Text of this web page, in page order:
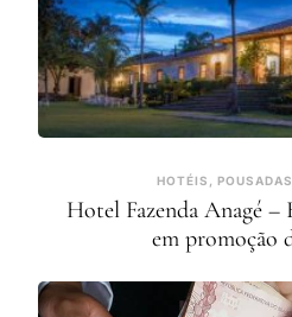
HOTÉIS,
Hotel Fazenda Anagé –
em promoção